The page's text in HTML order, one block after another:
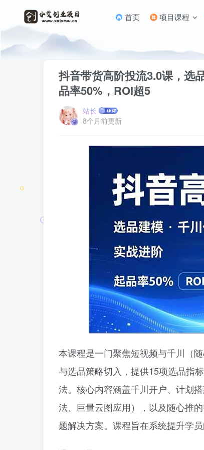
首页 项目课程
首页 带货卖货 正文
抖音带货高阶投流3.0课，选
品率50%，ROI超5
站长
8个月前更新
本课程是一门聚焦短视频与千川（
与选品策略切入，提供15项选品指
法。核心内容涵盖千川开户、计划
法、巨量云图应用），以及随心推
题解决方案。课程旨在系统提升学